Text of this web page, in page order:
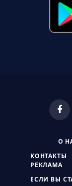
О
КОНТАКТЫ
РЕКЛАМА
ЕСЛИ ВЫ